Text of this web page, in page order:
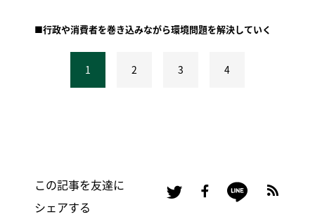
■行政や消費者を巻き込みながら環境問題を解決していく
1 2 3 4
この記事を友達に
シェアする